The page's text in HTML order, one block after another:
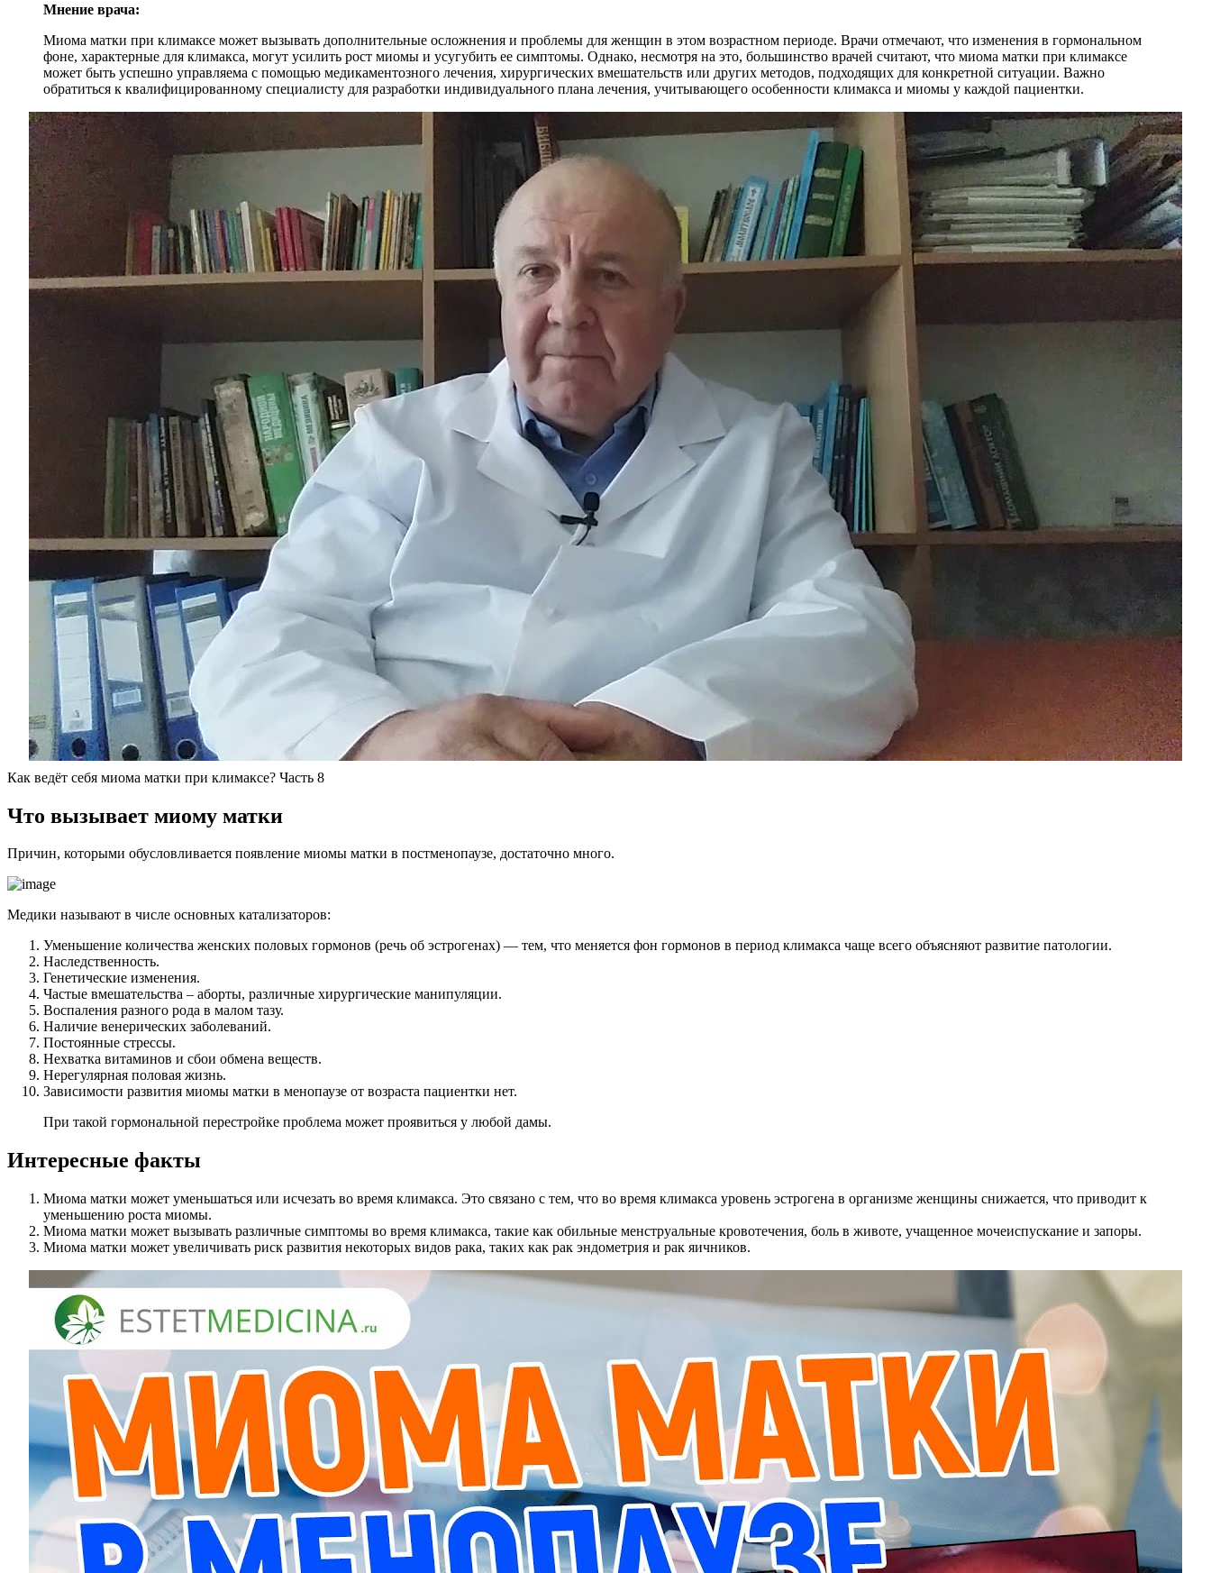
Мнение врача:
Миома матки при климаксе может вызывать дополнительные осложнения и проблемы для женщин в этом возрастном периоде. Врачи отмечают, что изменения в гормональном
фоне, характерные для климакса, могут усилить рост миомы и усугубить ее симптомы. Однако, несмотря на это, большинство врачей считают, что миома матки при климаксе
может быть успешно управляема с помощью медикаментозного лечения, хирургических вмешательств или других методов, подходящих для конкретной ситуации. Важно
обратиться к квалифицированному специалисту для разработки индивидуального плана лечения, учитывающего особенности климакса и миомы у каждой пациентки.
Как ведёт себя миома матки при климаксе? Часть 8
Что вызывает миому матки
Причин, которыми обусловливается появление миомы матки в постменопаузе, достаточно много.
Медики называют в числе основных катализаторов:
Уменьшение количества женских половых гормонов (речь об эстрогенах) — тем, что меняется фон гормонов в период климакса чаще всего объясняют развитие патологии.
Наследственность.
Генетические изменения.
Частые вмешательства – аборты, различные хирургические манипуляции.
Воспаления разного рода в малом тазу.
Наличие венерических заболеваний.
Постоянные стрессы.
Нехватка витаминов и сбои обмена веществ.
Нерегулярная половая жизнь.
Зависимости развития миомы матки в менопаузе от возраста пациентки нет.
При такой гормональной перестройке проблема может проявиться у любой дамы.
Интересные факты
Миома матки может уменьшаться или исчезать во время климакса. Это связано с тем, что во время климакса уровень эстрогена в организме женщины снижается, что приводит к
уменьшению роста миомы.
Миома матки может вызывать различные симптомы во время климакса, такие как обильные менструальные кровотечения, боль в животе, учащенное мочеиспускание и запоры.
Миома матки может увеличивать риск развития некоторых видов рака, таких как рак эндометрия и рак яичников.